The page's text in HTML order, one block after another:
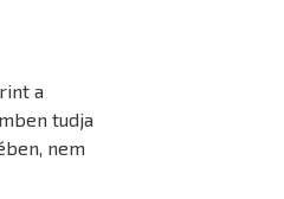
a
tudja
nem